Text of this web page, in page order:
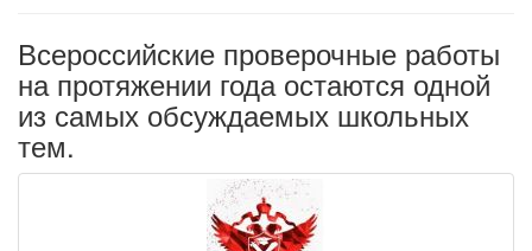
Всероссийские проверочные работы
на протяжении года остаются одной
из самых обсуждаемых школьных
тем.